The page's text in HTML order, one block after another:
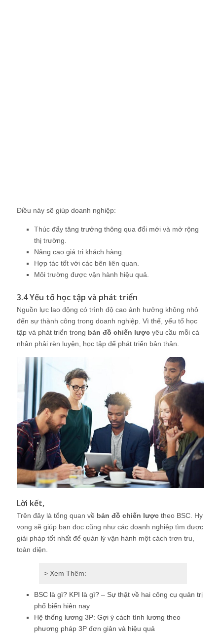
3.4 Yếu tố học tập và phát triển
Nguồn lực lao động có trình độ cao ảnh hưởng không nhỏ
đến sự thành công trong doanh nghiệp. Vì thế, yếu tố học
tập và phát triển trongbản đồ chiến lược
nhân phải rèn luyện, học tập để phát triển bản thân.
Lời kết,
Trên đây là tổng quan về bản đồ chiến lượctheo BSC. Hy
vọng sẽ giúp bạn đọc cũng như các doanh nghiệp tìm được
giải pháp tốt nhất để quản lý vận hành một cách trơn tru,
toàn diện.
BSC là gì? KPI là gì? – Sự thật về hai công cụ quản trị
phổ biến hiện nay
Hệ thống lương 3P: Gợi ý cách tính lương theo
phương pháp 3P đơn giản và hiệu quả
áp dụng bsc
bản đồ chiến lược BSC
BSC
bsc kpi cấu trúc bsc khóa học bsc và kpi